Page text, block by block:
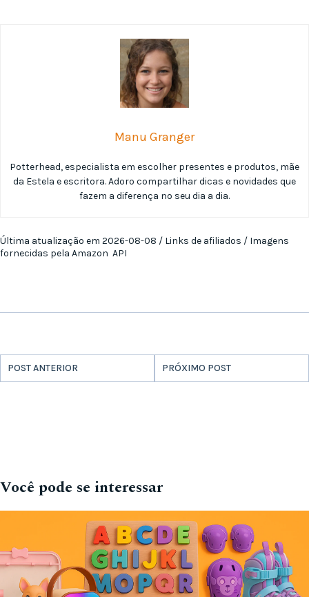
Manu Granger
Potterhead, especialista em escolher presentes e produtos, mãe
da Estela e escritora. Adoro compartilhar dicas e novidades que
fazem a diferença no seu dia a dia.
Última atualização em 2026-08-08 / Links de afiliados / Imagens
fornecidas pela Amazon API
POST ANTERIOR PRÓXIMO POST
Você pode se interessar